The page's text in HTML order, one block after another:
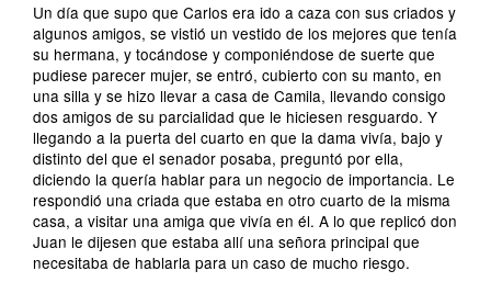
Un día que supo que Carlos era ido a caza con sus criados y
algunos amigos, se vistió un vestido de los mejores que tenía
su hermana, y tocándose y componiéndose de suerte que
pudiese parecer mujer, se entró, cubierto con su manto, en
una silla y se hizo llevar a casa de Camila, llevando consigo
dos amigos de su parcialidad que le hiciesen resguardo. Y
llegando a la puerta del cuarto en que la dama vivía, bajo y
distinto del que el senador posaba, preguntó por ella,
diciendo la quería hablar para un negocio de importancia. Le
respondió una criada que estaba en otro cuarto de la misma
casa, a visitar una amiga que vivía en él. A lo que replicó don
Juan le dijesen que estaba allí una señora principal que
necesitaba de hablarla para un caso de mucho riesgo.